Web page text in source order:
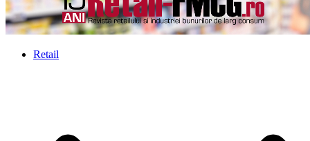
Retail